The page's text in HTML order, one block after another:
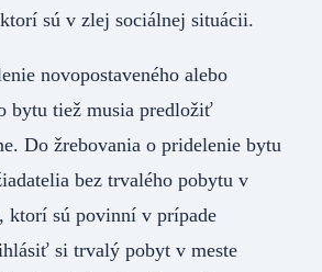
ktorí sú v zlej sociálnej situácii.
novopostaveného alebo
bytu tiež musia predložiť
Do žrebovania o pridelenie bytu
bez trvalého pobytu v
ktorí sú povinní v prípade
si trvalý pobyt v meste